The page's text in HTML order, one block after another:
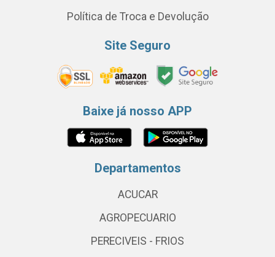
Política de Troca e Devolução
Site Seguro
Baixe já nosso APP
Departamentos
ACUCAR
AGROPECUARIO
PERECIVEIS - FRIOS